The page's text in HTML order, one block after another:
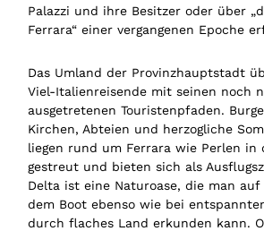
Palazzi und ihre Besitzer oder über
Ferrara“ einer vergangenen Epoche
Das Umland der Provinzhauptstadt
Viel-Italienreisende mit seinen noch
ausgetretenen Touristenpfaden.
Kirchen, Abteien und herzogliche
liegen rund um Ferrara wie Perlen in
gestreut und bieten sich als
Delta ist eine Naturoase, die man
dem Boot ebenso wie bei
durch flaches Land erkunden kann.